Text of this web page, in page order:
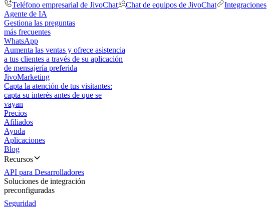
Teléfono empresarial de JivoChat
Chat de equipos de JivoChat Integraciones
Agente de IA
Gestiona las preguntas
más frecuentes
WhatsApp
Aumenta las ventas y ofrece asistencia
a tus clientes a través de su aplicación
de mensajería preferida
JivoMarketing
Capta la atención de tus visitantes:
capta su interés antes de que se
vayan
Precios
Afiliados
Ayuda
Aplicaciones
Blog
Recursos
API para Desarrolladores
Soluciones de integración
preconfiguradas
Seguridad